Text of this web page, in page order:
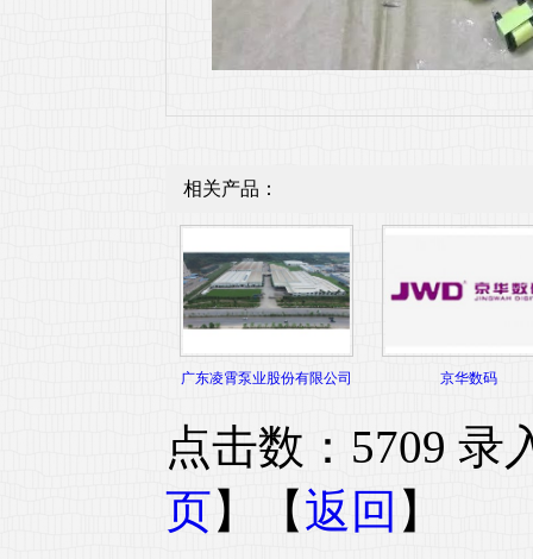
相关产品：
广东凌霄泵业股份有限公司 京华数码
点击数：5709 录
页】【返回 】